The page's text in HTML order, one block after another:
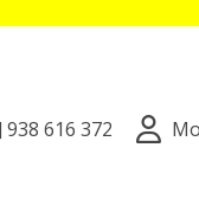
938 616 372